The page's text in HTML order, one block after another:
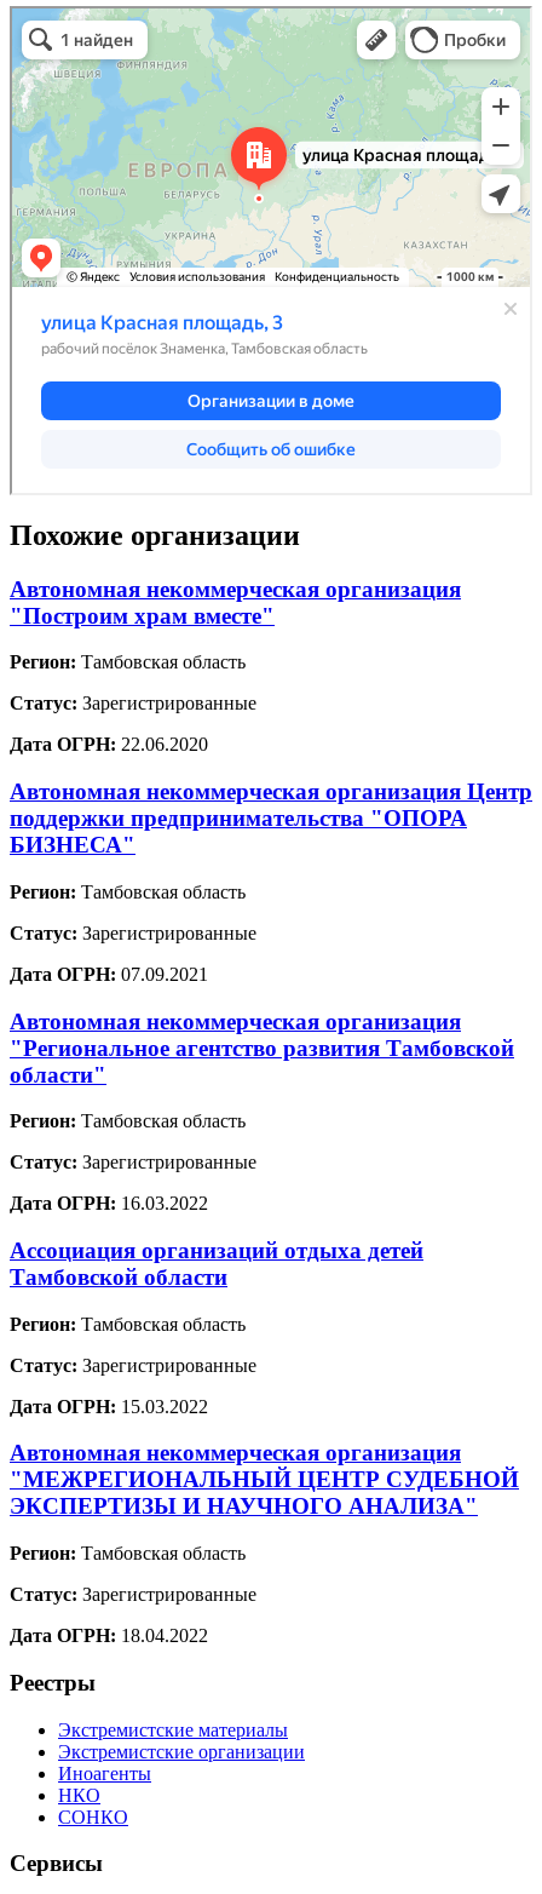
Похожие организации
Автономная некоммерческая организация
"Построим храм вместе"
Регион: Тамбовская область
Статус: Зарегистрированные
Дата ОГРН: 22.06.2020
Автономная некоммерческая организация Центр
поддержки предпринимательства "ОПОРА
БИЗНЕСА"
Регион: Тамбовская область
Статус: Зарегистрированные
Дата ОГРН: 07.09.2021
Автономная некоммерческая организация
"Региональное агентство развития Тамбовской
области"
Регион: Тамбовская область
Статус: Зарегистрированные
Дата ОГРН: 16.03.2022
Ассоциация организаций отдыха детей
Тамбовской области
Регион: Тамбовская область
Статус: Зарегистрированные
Дата ОГРН: 15.03.2022
Автономная некоммерческая организация
"МЕЖРЕГИОНАЛЬНЫЙ ЦЕНТР СУДЕБНОЙ
ЭКСПЕРТИЗЫ И НАУЧНОГО АНАЛИЗА"
Регион: Тамбовская область
Статус: Зарегистрированные
Дата ОГРН: 18.04.2022
Реестры
Экстремистские материалы
Экстремистские организации
Иноагенты
НКО
СОНКО
Сервисы